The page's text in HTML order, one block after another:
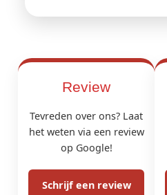
Review
Tevreden over ons? Laat
het weten via een review
op Google!
Schrijf een review